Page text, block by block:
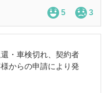
5 3
・車検切れ、契約者
からの申請により発